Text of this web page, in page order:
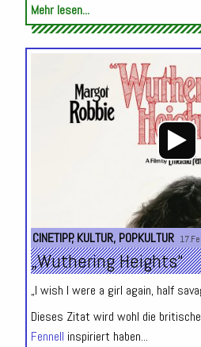
Mehr lesen...
CINETIPP,KULTUR, POPKULTUR
„Wuthering Heights“
„I wish I were a girl again, half
Dieses Zitat wird wohl die
Fennell inspiriert haben...